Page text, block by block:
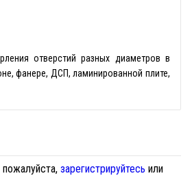
отверстий разных диаметров в
фанере, ДСП, ламинированной плите,
зарегистрируйтесь или